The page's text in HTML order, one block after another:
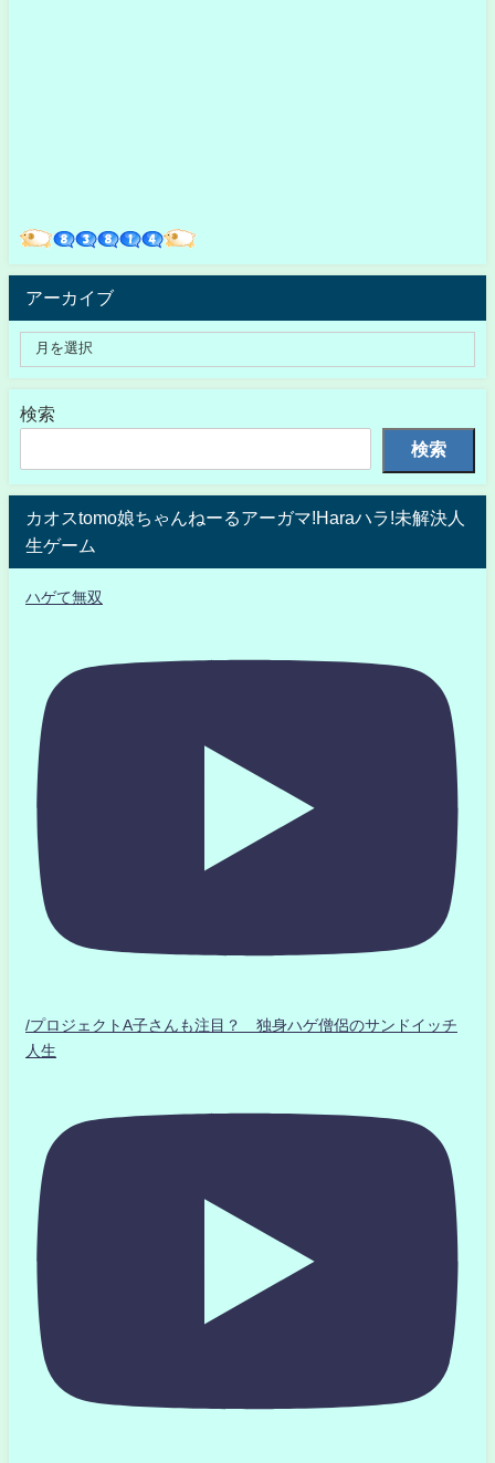
アーカイブ
検索
検索
カオスtomo娘ちゃんねーるアーガマ!Haraハラ!未解決人
生ゲーム
ハゲて無双
/プロジェクトA子さんも注目？ 独身ハゲ僧侶のサンドイッチ
人生